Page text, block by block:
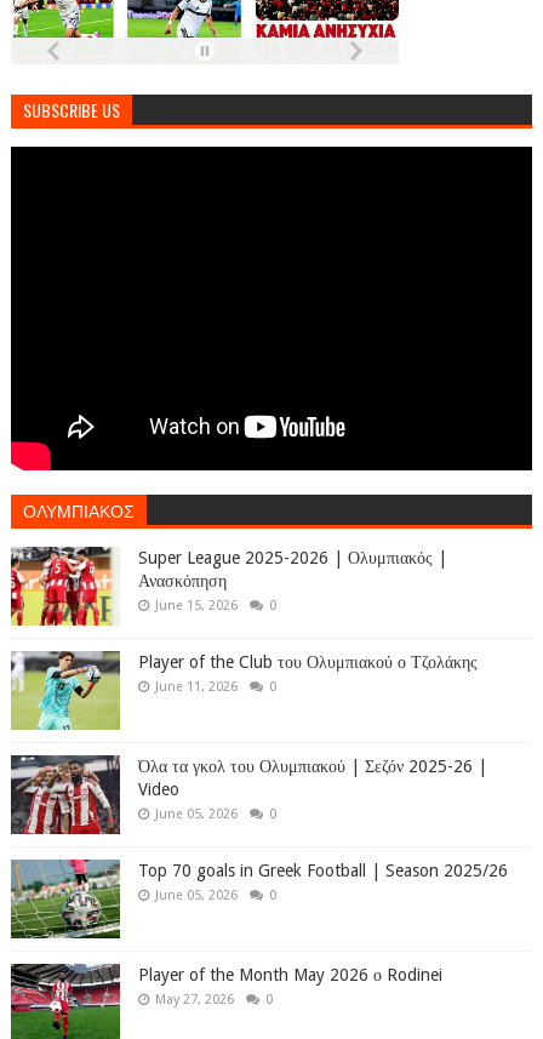
SUBSCRIBE US
ΟΛΥΜΠΙΑΚΟΣ
Super League 2025-2026 | Ολυμπιακός |
Ανασκόπηση
June 15, 2026 0
Player of the Club του Ολυμπιακού ο Τζολάκης
June 11, 2026 0
Όλα τα γκολ του Ολυμπιακού | Σεζόν 2025-26 |
Video
June 05, 2026 0
Top 70 goals in Greek Football | Season 2025/26
June 05, 2026 0
Player of the Month May 2026 ο Rodinei
May 27, 2026 0